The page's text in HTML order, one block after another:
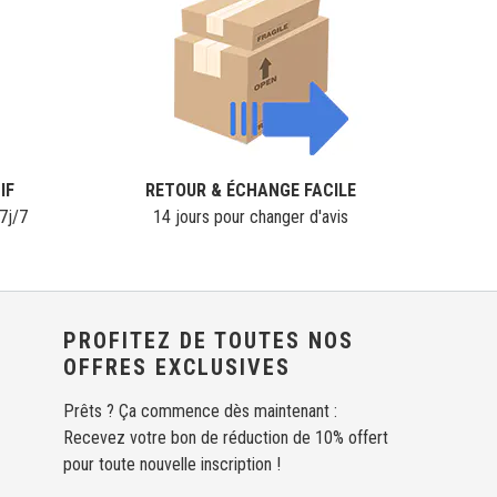
7
RETOUR & ÉCHANGE FACILE
14 jours pour changer d'avis
PROFITEZ DE TOUTES NOS
OFFRES EXCLUSIVES
Prêts ? Ça commence dès maintenant :
Recevez votre bon de réduction de 10% offert
pour toute nouvelle inscription !